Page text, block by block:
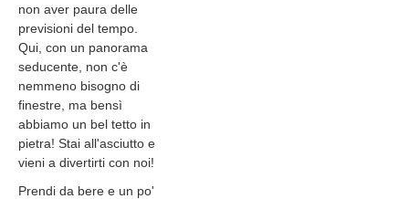
non aver paura delle
previsioni del tempo.
Qui, con un panorama
seducente, non c'è
nemmeno bisogno di
finestre, ma bensì
abbiamo un bel tetto in
pietra! Stai all'asciutto e
vieni a divertirti con noi!
Prendi da bere e un po'